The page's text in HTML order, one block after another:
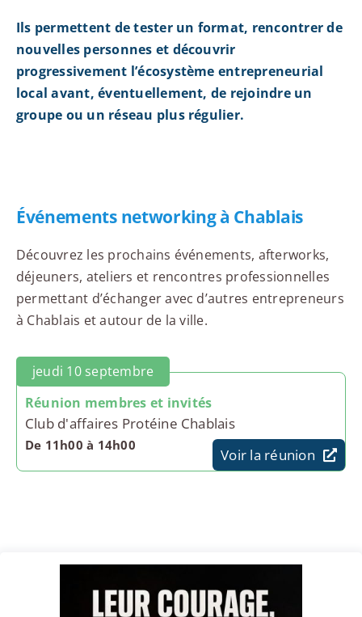
Ils permettent de tester un format, rencontrer de
nouvelles personnes et découvrir
progressivement l’écosystème entrepreneurial
local avant, éventuellement, de rejoindre un
groupe ou un réseau plus régulier.
Événements networking à Chablais
Découvrez les prochains événements, afterworks,
déjeuners, ateliers et rencontres professionnelles
permettant d’échanger avec d’autres entrepreneurs
à Chablais et autour de la ville.
jeudi 10 septembre
Réunion membres et invités
Club d'affaires Protéine Chablais
De 11h00 à 14h00
Voir la réunion